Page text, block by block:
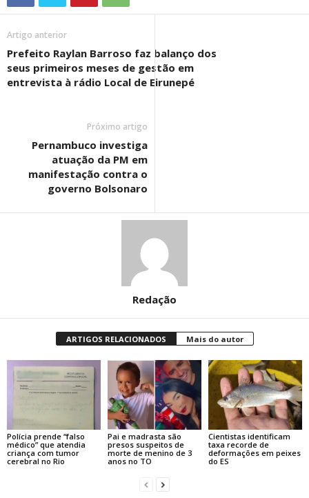
Artigo anterior
Prefeito Raylan Barroso faz balanço dos
seus primeiros meses de gestão em
entrevista à rádio Local de Eirunepé
Próximo artigo
Pernambuco investiga
atuação da PM em
manifestação contra o
governo Bolsonaro
Redação
ARTIGOS RELACIONADOS Mais do autor
Polícia prende “falso
médico” que atendia
criança com tumor
cerebral no Rio
Pai e madrasta são
presos suspeitos de
morte de menino de 3
anos no TO
Cientistas identificam
taxa recorde de
deformações em peixes
do ES